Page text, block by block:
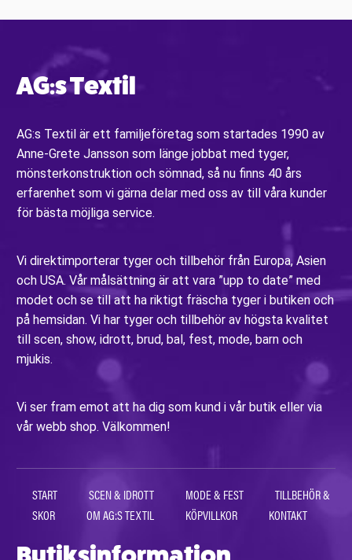
AG:s Textil
AG:s Textil är ett familjeföretag som startades 1990 av
Anne-Grete Jansson som länge jobbat med tyger,
mönsterkonstruktion och sömnad, så nu finns 40 års
erfarenhet som vi gärna delar med oss av till våra kunder
för bästa möjliga service.
Vi direktimporterar tyger och tillbehör från Europa, Asien
och USA. Vår målsättning är att vara ”upp to date” med
modet och se till att ha riktigt fräscha tyger i butiken och
på hemsidan. Vi har tyger och tillbehör av högsta kvalitet
till scen, show, idrott, brud, bal, fest, mode, barn och
mjukis.
Vi ser fram emot att ha dig som kund i vår butik eller via
vår webb shop. Välkommen!
START SCEN & IDROTT MODE & FEST
TILLBEHÖR &
SKOR
OM AG:S TEXTIL KÖPVILLKOR KONTAKT